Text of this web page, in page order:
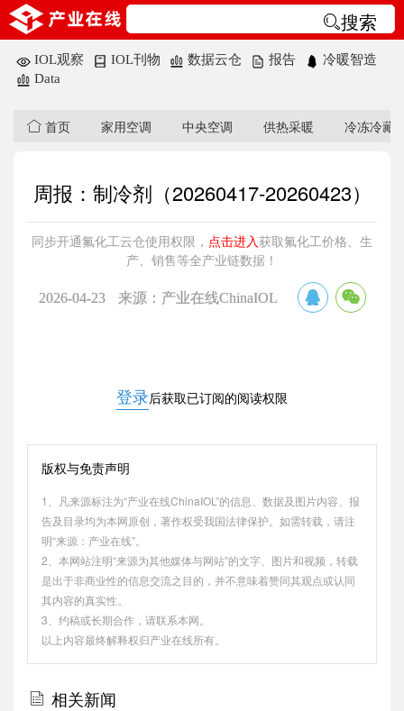
搜索
IOL观察 IOL刊物 数据云仓 报告
冷暖智造
Data
首页 家用空调 中央空调 供热采暖 冷冻冷藏
周报：制冷剂（20260417-20260423）
同步开通氟化工云仓使用权限， 点击进入获取氟化工价格、生
产、销售等全产业链数据！
2026-04-23 来源：产业在线ChinaIOL
登录后获取已订阅的阅读权限
版权与免责声明
1、凡来源标注为“产业在线ChinaIOL”的信息、数据及图片内容、报
告及目录均为本网原创，著作权受我国法律保护。如需转载，请注
明“来源：产业在线”。
2、本网站注明“来源为其他媒体与网站”的文字、图片和视频，转载
是出于非商业性的信息交流之目的，并不意味着赞同其观点或认同
其内容的真实性。
3、约稿或长期合作，请联系本网。
以上内容最终解释权归产业在线所有。
相关新闻